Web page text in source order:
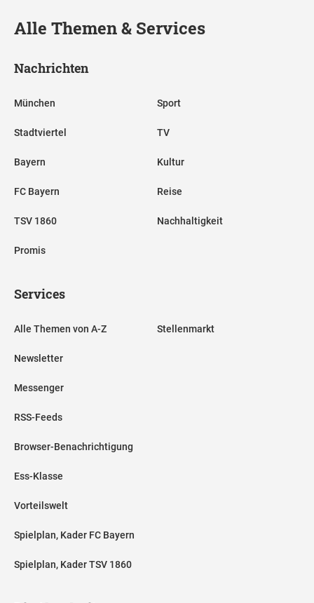
Alle Themen & Services
Nachrichten
München
Stadtviertel
Bayern
FC Bayern
TSV 1860
Promis
Sport
TV
Kultur
Reise
Nachhaltigkeit
Services
Alle Themen von A-Z
Newsletter
Messenger
RSS-Feeds
Browser-Benachrichtigung
Ess-Klasse
Vorteilswelt
Spielplan, Kader FC Bayern
Spielplan, Kader TSV 1860
Stellenmarkt